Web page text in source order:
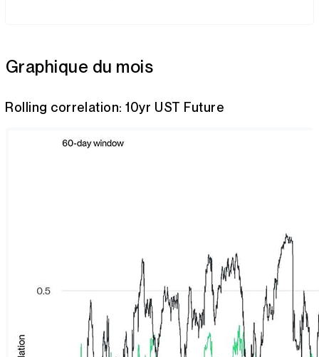
Graphique du mois
Rolling correlation: 10yr UST Future